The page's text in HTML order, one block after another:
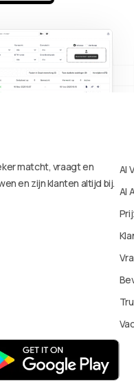
matcht, vraagt en
en zijn klanten altijd bij.
AI
AI